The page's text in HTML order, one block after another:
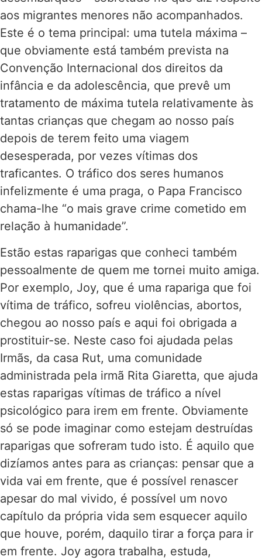
aos migrantes menores não acompanhados.
Este é o tema principal: uma tutela máxima –
que obviamente está também prevista na
Convenção Internacional dos direitos da
infância e da adolescência, que prevê um
tratamento de máxima tutela relativamente às
tantas crianças que chegam ao nosso país
depois de terem feito uma viagem
desesperada, por vezes vítimas dos
traficantes. O tráfico dos seres humanos
infelizmente é uma praga, o Papa Francisco
chama-lhe “o mais grave crime cometido em
relação à humanidade”.
Estão estas raparigas que conheci também
pessoalmente de quem me tornei muito amiga.
Por exemplo, Joy, que é uma rapariga que foi
vítima de tráfico, sofreu violências, abortos,
chegou ao nosso país e aqui foi obrigada a
prostituir-se. Neste caso foi ajudada pelas
Irmãs, da casa Rut, uma comunidade
administrada pela irmã Rita Giaretta, que ajuda
estas raparigas vítimas de tráfico a nível
psicológico para irem em frente. Obviamente
só se pode imaginar como estejam destruídas
raparigas que sofreram tudo isto. É aquilo que
dizíamos antes para as crianças: pensar que a
vida vai em frente, que é possível renascer
apesar do mal vivido, é possível um novo
capítulo da própria vida sem esquecer aquilo
que houve, porém, daquilo tirar a força para ir
em frente. Joy agora trabalha, estuda,